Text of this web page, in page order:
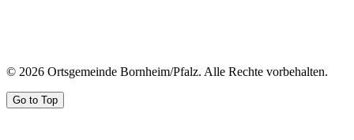
© 2026 Ortsgemeinde Bornheim/Pfalz. Alle Rechte vorbehalten.
Go to Top